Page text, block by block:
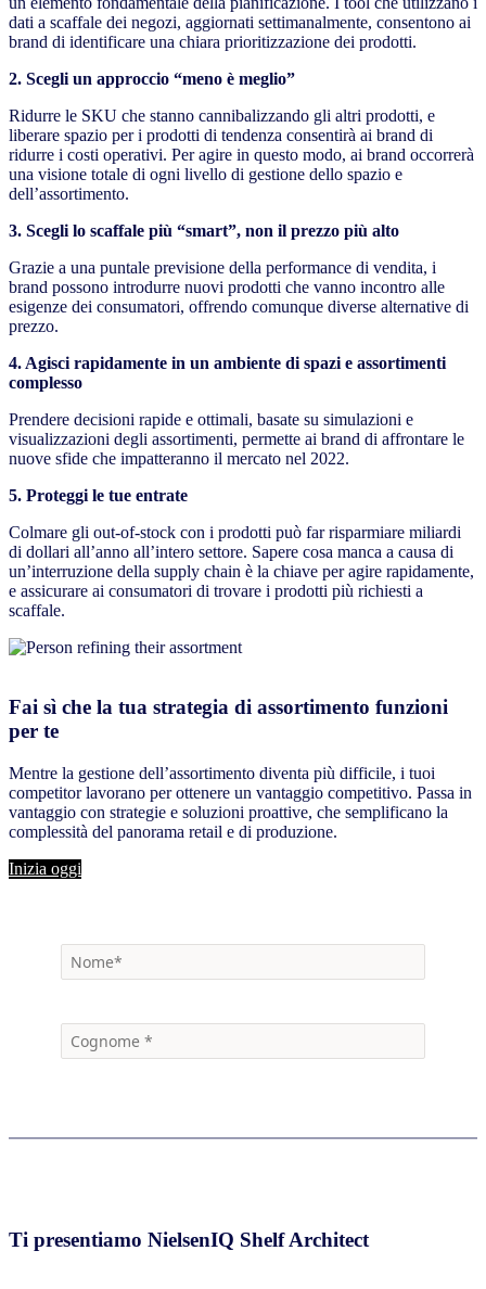
dati a scaffale dei negozi, aggiornati settimanalmente, consentono ai
brand di identificare una chiara prioritizzazione dei prodotti.
2. Scegli un approccio “meno è meglio”
Ridurre le SKU che stanno cannibalizzando gli altri prodotti, e
liberare spazio per i prodotti di tendenza consentirà ai brand di
ridurre i costi operativi. Per agire in questo modo, ai brand occorrerà
una visione totale di ogni livello di gestione dello spazio e
dell’assortimento.
3. Scegli lo scaffale più “smart”, non il prezzo più alto
Grazie a una puntale previsione della performance di vendita, i
brand possono introdurre nuovi prodotti che vanno incontro alle
esigenze dei consumatori, offrendo comunque diverse alternative di
prezzo.
4. Agisci rapidamente in un ambiente di spazi e assortimenti
complesso
Prendere decisioni rapide e ottimali, basate su simulazioni e
visualizzazioni degli assortimenti, permette ai brand di affrontare le
nuove sfide che impatteranno il mercato nel 2022.
5. Proteggi le tue entrate
Colmare gli out-of-stock con i prodotti può far risparmiare miliardi
di dollari all’anno all’intero settore. Sapere cosa manca a causa di
un’interruzione della supply chain è la chiave per agire rapidamente,
e assicurare ai consumatori di trovare i prodotti più richiesti a
scaffale.
Fai sì che la tua strategia di assortimento funzioni
per te
Mentre la gestione dell’assortimento diventa più difficile, i tuoi
competitor lavorano per ottenere un vantaggio competitivo. Passa in
vantaggio con strategie e soluzioni proattive, che semplificano la
complessità del panorama retail e di produzione.
Inizia oggi
Ti presentiamo NielsenIQ Shelf Architect